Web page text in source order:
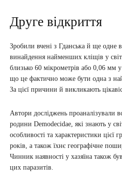
Друге відкриття
Зробили вчені з Гданська й ще одне
винайдення найменших кліщів у
близько 60 мікрометрів або 0,06 мм
що це фактично може бути одна з
За цієї причини й викликають
Автори досліджень проаналізували
родини Demodecidae, які знають у
особливості та характеристики цієї
років, а також їхнє географічне
Чинник наявності у хазяїна також
цих паразитів.